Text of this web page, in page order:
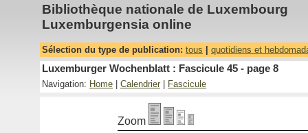
Bibliothèque nationale de Luxembourg
Luxemburgensia online
Sélection du type de publication: tous quotidiens et
Luxemburger Wochenblatt : Fascicule 45 - page 8
Navigation: Home Calendrier Fascicule
Zoom